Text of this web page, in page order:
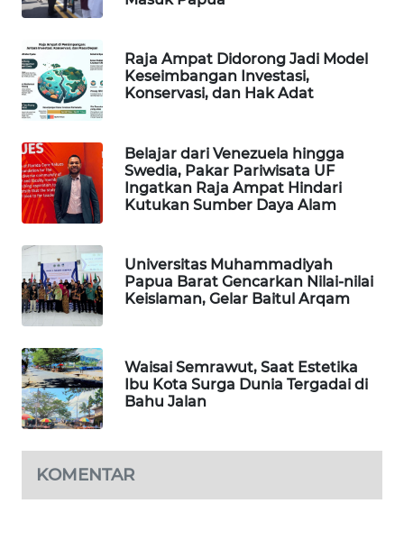
Raja Ampat Didorong Jadi Model
Keseimbangan Investasi,
Konservasi, dan Hak Adat
Belajar dari Venezuela hingga
Swedia, Pakar Pariwisata UF
Ingatkan Raja Ampat Hindari
Kutukan Sumber Daya Alam
Universitas Muhammadiyah
Papua Barat Gencarkan Nilai-nilai
Keislaman, Gelar Baitul Arqam
Waisai Semrawut, Saat Estetika
Ibu Kota Surga Dunia Tergadai di
Bahu Jalan
KOMENTAR
MARTABAT
PLN
WATCH
MKLI
LPKKI
LKKI
KOPEKLIN
KONSUMEN
FORWAMKI